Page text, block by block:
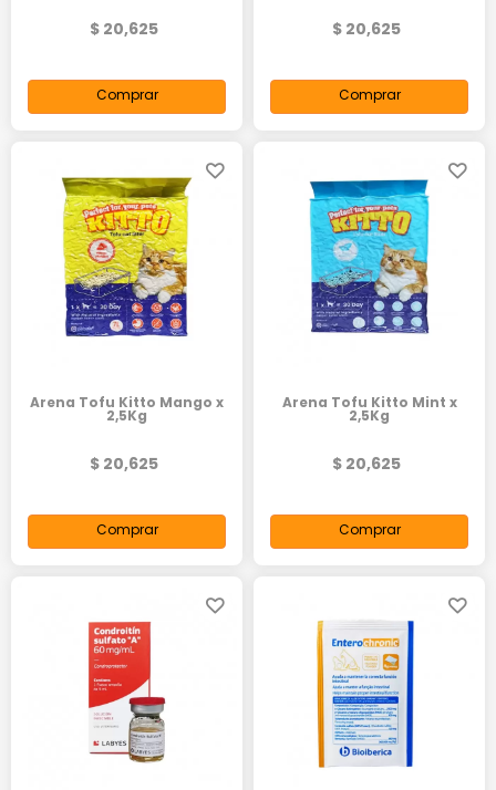
$ 20,625
Comprar
$ 20,625
Comprar
Arena Tofu Kitto Mango x
2,5Kg
$ 20,625
Comprar
Arena Tofu Kitto Mint x
2,5Kg
$ 20,625
Comprar